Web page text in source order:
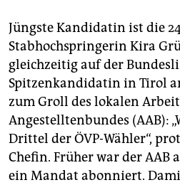
Jüngste Kandidatin ist die
Stabhochspringerin Kira
gleichzeitig auf der
Spitzenkandidatin in Tirol
zum Groll des lokalen
Angestelltenbundes (AAB):
Drittel der ÖVP-Wähler“,
Chefin. Früher war der
ein Mandat abonniert.